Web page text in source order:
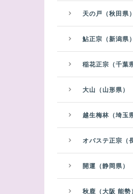
天の戸（秋田県）
鮎正宗（新潟県）
稲花正宗（千葉
大山（山形県）
越生梅林（埼玉
オバステ正宗（
開運（静岡県）
秋鹿（大阪 能勢